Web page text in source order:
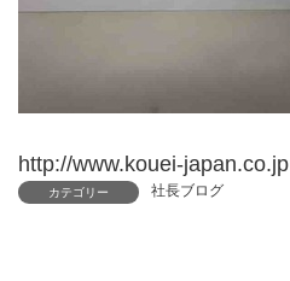
http://www.kouei-japan.co.jp
カテゴリー 社長ブログ